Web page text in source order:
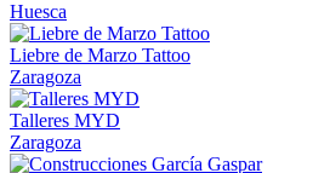
Huesca
Liebre de Marzo Tattoo
Zaragoza
Talleres MYD
Zaragoza